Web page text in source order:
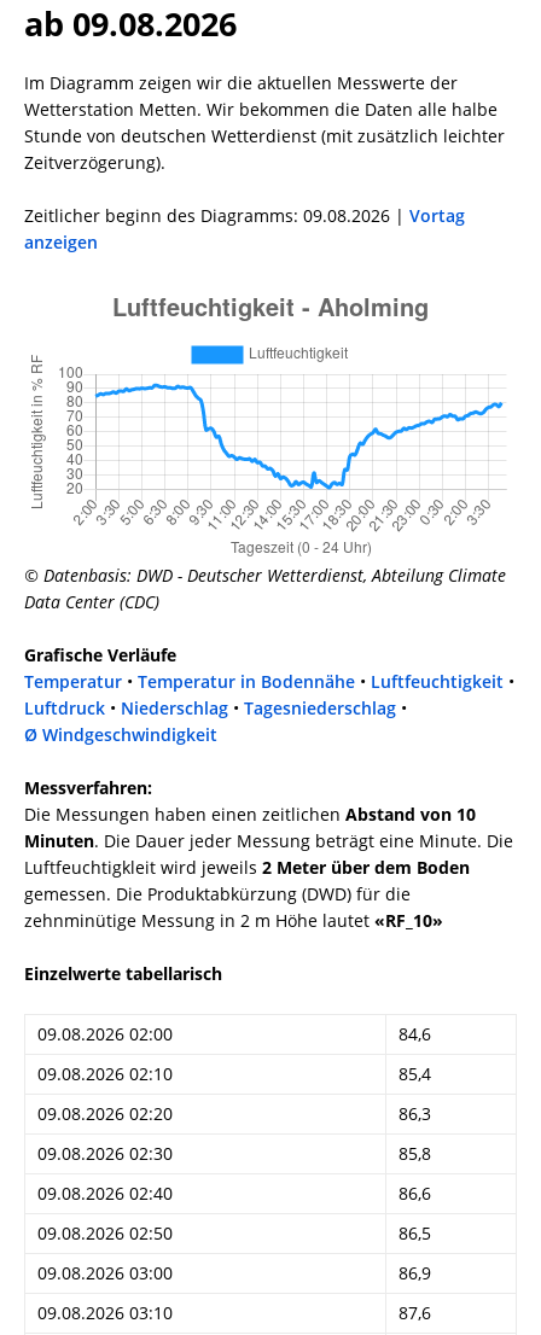
ab 09.08.2026
Im Diagramm zeigen wir die aktuellen Messwerte der
Wetterstation Metten. Wir bekommen die Daten alle halbe
Stunde von deutschen Wetterdienst (mit zusätzlich leichter
Zeitverzögerung).
Zeitlicher beginn des Diagramms: 09.08.2026 | Vortag
anzeigen
© Datenbasis: DWD - Deutscher Wetterdienst, Abteilung Climate
Data Center (CDC)
Grafische Verläufe
Temperatur • Temperatur in Bodennähe • Luftfeuchtigkeit •
Luftdruck • Niederschlag • Tagesniederschlag •
Ø Windgeschwindigkeit
Messverfahren:
Die Messungen haben einen zeitlichen Abstand von 10
Minuten. Die Dauer jeder Messung beträgt eine Minute. Die
Luftfeuchtigkleit wird jeweils 2 Meter über dem Boden
gemessen. Die Produktabkürzung (DWD) für die
zehnminütige Messung in 2 m Höhe lautet «RF_10»
Einzelwerte tabellarisch
09.08.2026 02:00
84,6
09.08.2026 02:10
85,4
09.08.2026 02:20
86,3
09.08.2026 02:30
85,8
09.08.2026 02:40
86,6
09.08.2026 02:50
86,5
09.08.2026 03:00
86,9
09.08.2026 03:10
87,6